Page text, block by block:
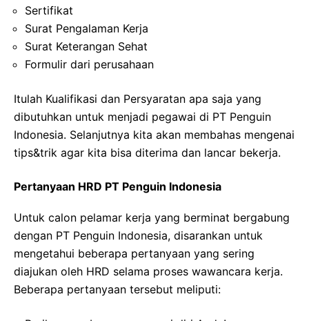
Sertifikat
Surat Pengalaman Kerja
Surat Keterangan Sehat
Formulir dari perusahaan
Itulah Kualifikasi dan Persyaratan apa saja yang
dibutuhkan untuk menjadi pegawai di PT Penguin
Indonesia. Selanjutnya kita akan membahas mengenai
tips&trik agar kita bisa diterima dan lancar bekerja.
Pertanyaan HRD PT Penguin Indonesia
Untuk calon pelamar kerja yang berminat bergabung
dengan PT Penguin Indonesia, disarankan untuk
mengetahui beberapa pertanyaan yang sering
diajukan oleh HRD selama proses wawancara kerja.
Beberapa pertanyaan tersebut meliputi: